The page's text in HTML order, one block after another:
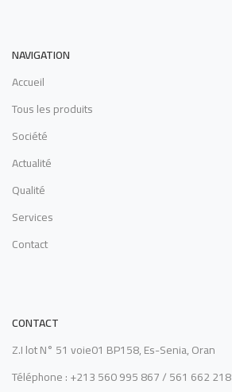
NAVIGATION
Accueil
Tous les produits
Société
Actualité
Qualité
Services
Contact
CONTACT
Z.I lot N° 51 voie01 BP158, Es-Senia, Oran
Téléphone : +213 560 995 867 / 561 662 218